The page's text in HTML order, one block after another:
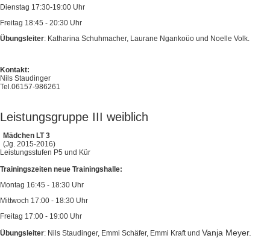
Dienstag 17:30-19:00 Uhr
Freitag 18:45 - 20:30 Uhr
Übungsleiter: Katharina Schuhmacher, Laurane Ngankoüo und Noelle Volk.
Kontakt:
Nils Staudinger
Tel.06157-986261
Leistungsgruppe III weiblich
Mädchen LT 3
(Jg. 2015-2016)
Leistungsstufen P5 und Kür
Trainingszeiten neue Trainingshalle:
Montag 16:45 - 18:30 Uhr
Mittwoch 17:00 - 18:30 Uhr
Freitag 17:00 - 19:00 Uhr
Übungsleiter: Nils Staudinger, Emmi Schäfer, Emmi Kraft und Vanja Meyer.